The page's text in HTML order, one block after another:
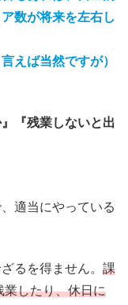
数が将来を左右し
えば当然ですが）
『残業しないと出
適当にやっている
るを得ません。 課
業したり、休日に